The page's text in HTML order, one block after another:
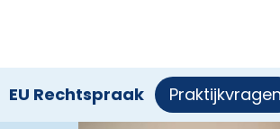
EU Rechtspraak Praktijkvragen